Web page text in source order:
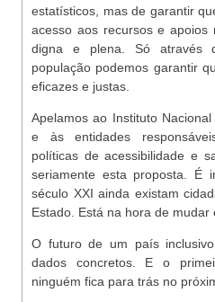
estatísticos, mas de garantir
acesso aos recursos e apoios
digna e plena. Só através
população podemos garantir
eficazes e justas.
Apelamos ao Instituto
e às entidades
políticas de acessibilidade e
seriamente esta proposta. É
século XXI ainda existam
Estado. Está na hora de mudar
O futuro de um país
dados concretos. E o
ninguém fica para trás no